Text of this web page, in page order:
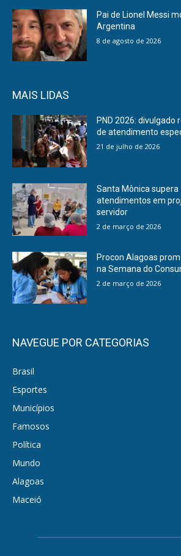
Pai de Lionel Messi
Argentina
8 de agosto de 2026
MAIS LIDAS
PND 2026: divulgado
de atendimento
21 de julho de 2026
Santa Mônica supera
atendimentos em
servidor
2 de março de 2026
Procon Alagoas
na Semana do
2 de março de 2026
NAVEGUE POR CATEGORIAS
Brasil
Esportes
Municípios
Famosos
Política
Mundo
Alagoas
Maceió